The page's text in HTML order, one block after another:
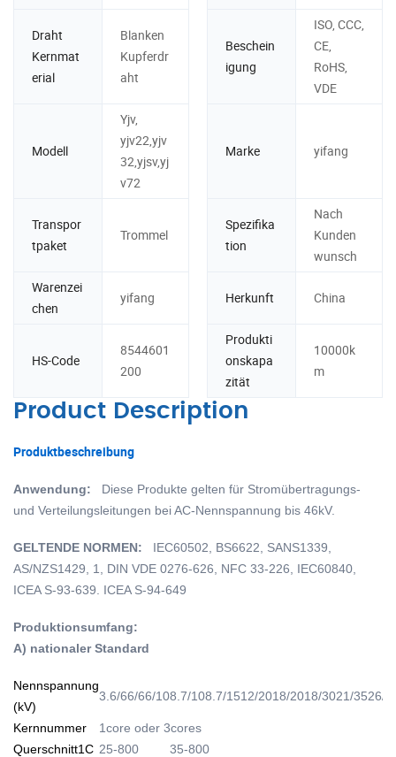
Draht
Kernmat
erial
Blanken
Kupferdr
aht
Beschein
igung
ISO, CCC,
CE,
RoHS,
VDE
Modell
Yjv,
yjv22,yjv
32,yjsv,yj
v72
Marke yifang
Transpor
tpaket
Trommel
Spezifika
tion
Nach
Kunden
wunsch
Warenzei
chen
yifang Herkunft China
HS-Code
8544601
200
Produkti
onskapa
zität
10000k
m
Product Description
Produktbeschreibung
Anwendung:
Diese Produkte gelten für Stromübertragungs-
und Verteilungsleitungen bei AC-Nennspannung bis 46kV.
GELTENDE NORMEN:
IEC60502, BS6622, SANS1339,
AS/NZS1429, 1, DIN VDE 0276-626, NFC 33-226, IEC60840,
ICEA S-93-639. ICEA S-94-649
Produktionsumfang:
A) nationaler Standard
Nennspannung
(kV)
3.6/66/66/108.7/108.7/1512/2018/2018/3021/3526/
Kernnummer
1core oder 3cores
Querschnitt1C 25-800 35-800